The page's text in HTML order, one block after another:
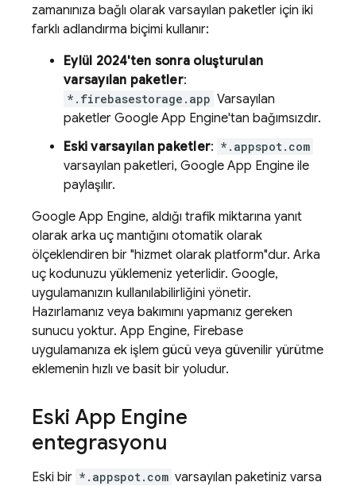
zamanınıza bağlı olarak varsayılan paketler için iki
farklı adlandırma biçimi kullanır:
Eylül 2024'ten sonra oluşturulan
varsayılan paketler:
*.firebasestorage.app Varsayılan
paketler Google App Engine'tan bağımsızdır.
Eski varsayılan paketler: *.appspot.com
varsayılan paketleri, Google App Engine ile
paylaşılır.
Google App Engine, aldığı trafik miktarına yanıt
olarak arka uç mantığını otomatik olarak
ölçeklendiren bir "hizmet olarak platform"dur. Arka
uç kodunuzu yüklemeniz yeterlidir. Google,
uygulamanızın kullanılabilirliğini yönetir.
Hazırlamanız veya bakımını yapmanız gereken
sunucu yoktur. App Engine, Firebase
uygulamanıza ek işlem gücü veya güvenilir yürütme
eklemenin hızlı ve basit bir yoludur.
Eski App Engine
entegrasyonu
Eski bir *.appspot.com varsayılan paketiniz varsa